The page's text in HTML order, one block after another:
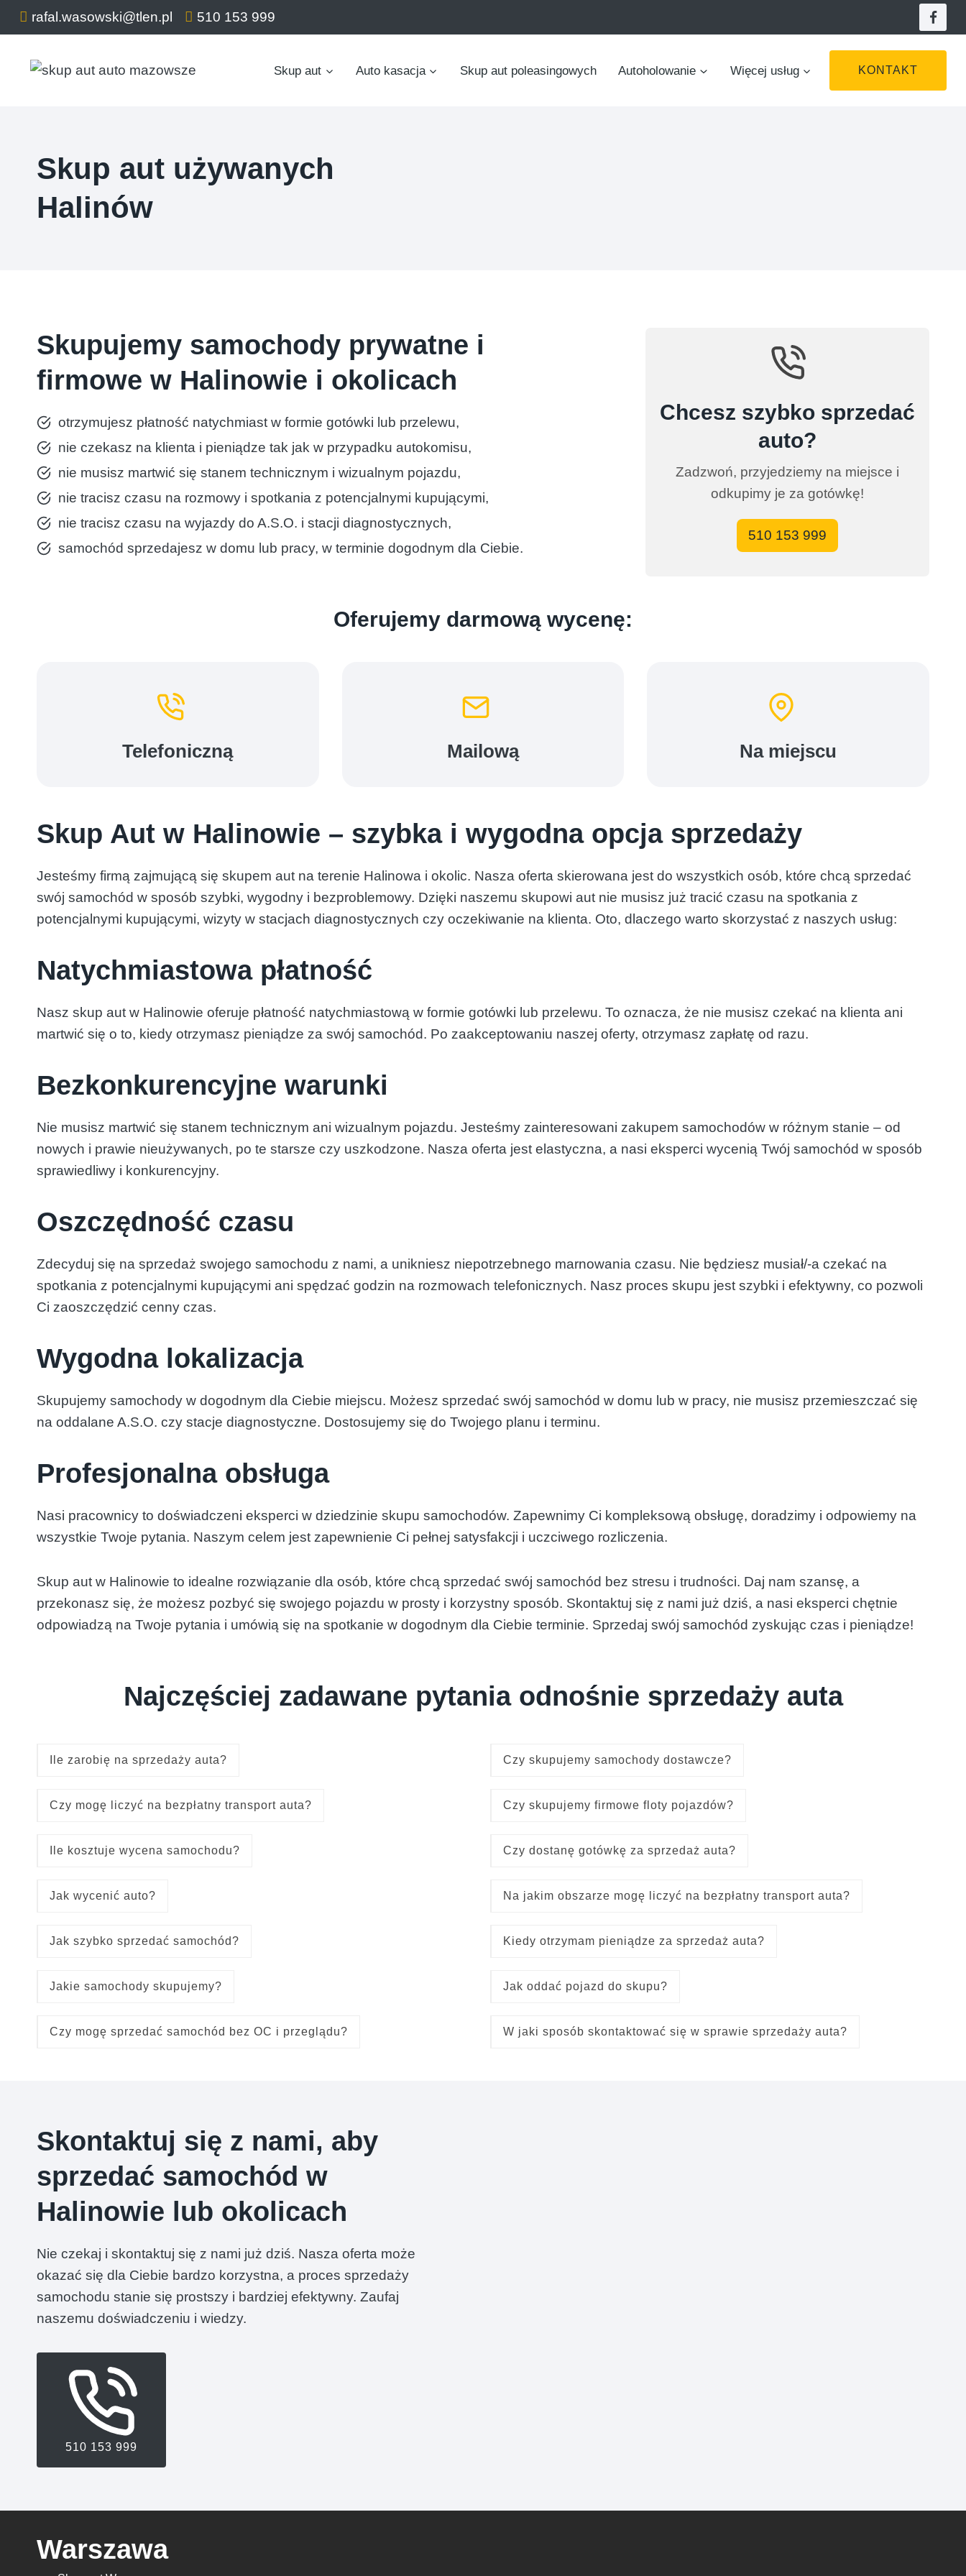
Przejdź
do
rafal.wasowski@tlen.pl 510 153 999
Skup aut Auto kasacja Skup aut poleasingowych Autoholowanie Więcej usług KONTAKT
Skup aut używanych
Halinów
Skupujemy samochody prywatne i
firmowe w Halinowie i okolicach
otrzymujesz płatność natychmiast w formie gotówki lub przelewu,
nie czekasz na klienta i pieniądze tak jak w przypadku autokomisu,
nie musisz martwić się stanem technicznym i wizualnym pojazdu,
nie tracisz czasu na rozmowy i spotkania z potencjalnymi kupującymi,
nie tracisz czasu na wyjazdy do A.S.O. i stacji diagnostycznych,
samochód sprzedajesz w domu lub pracy, w terminie dogodnym dla Ciebie.
Chcesz szybko sprzedać
auto?
Zadzwoń, przyjedziemy na miejsce i
odkupimy je za gotówkę!
510 153 999
Oferujemy darmową wycenę:
Telefoniczną Mailową Na miejscu
Skup Aut w Halinowie – szybka i wygodna opcja sprzedaży
Jesteśmy firmą zajmującą się skupem aut na terenie Halinowa i okolic. Nasza oferta skierowana jest do wszystkich osób, które chcą sprzedać
swój samochód w sposób szybki, wygodny i bezproblemowy. Dzięki naszemu skupowi aut nie musisz już tracić czasu na spotkania z
potencjalnymi kupującymi, wizyty w stacjach diagnostycznych czy oczekiwanie na klienta. Oto, dlaczego warto skorzystać z naszych usług:
Natychmiastowa płatność
Nasz skup aut w Halinowie oferuje płatność natychmiastową w formie gotówki lub przelewu. To oznacza, że nie musisz czekać na klienta ani
martwić się o to, kiedy otrzymasz pieniądze za swój samochód. Po zaakceptowaniu naszej oferty, otrzymasz zapłatę od razu.
Bezkonkurencyjne warunki
Nie musisz martwić się stanem technicznym ani wizualnym pojazdu. Jesteśmy zainteresowani zakupem samochodów w różnym stanie – od
nowych i prawie nieużywanych, po te starsze czy uszkodzone. Nasza oferta jest elastyczna, a nasi eksperci wycenią Twój samochód w sposób
sprawiedliwy i konkurencyjny.
Oszczędność czasu
Zdecyduj się na sprzedaż swojego samochodu z nami, a unikniesz niepotrzebnego marnowania czasu. Nie będziesz musiał/-a czekać na
spotkania z potencjalnymi kupującymi ani spędzać godzin na rozmowach telefonicznych. Nasz proces skupu jest szybki i efektywny, co pozwoli
Ci zaoszczędzić cenny czas.
Wygodna lokalizacja
Skupujemy samochody w dogodnym dla Ciebie miejscu. Możesz sprzedać swój samochód w domu lub w pracy, nie musisz przemieszczać się
na oddalane A.S.O. czy stacje diagnostyczne. Dostosujemy się do Twojego planu i terminu.
Profesjonalna obsługa
Nasi pracownicy to doświadczeni eksperci w dziedzinie skupu samochodów. Zapewnimy Ci kompleksową obsługę, doradzimy i odpowiemy na
wszystkie Twoje pytania. Naszym celem jest zapewnienie Ci pełnej satysfakcji i uczciwego rozliczenia.
Skup aut w Halinowie to idealne rozwiązanie dla osób, które chcą sprzedać swój samochód bez stresu i trudności. Daj nam szansę, a
przekonasz się, że możesz pozbyć się swojego pojazdu w prosty i korzystny sposób. Skontaktuj się z nami już dziś, a nasi eksperci chętnie
odpowiadzą na Twoje pytania i umówią się na spotkanie w dogodnym dla Ciebie terminie. Sprzedaj swój samochód zyskując czas i pieniądze!
Najczęściej zadawane pytania odnośnie sprzedaży auta
Ile zarobię na sprzedaży auta?
Czy mogę liczyć na bezpłatny transport auta?
Ile kosztuje wycena samochodu?
Jak wycenić auto?
Jak szybko sprzedać samochód?
Jakie samochody skupujemy?
Czy mogę sprzedać samochód bez OC i przeglądu?
Czy skupujemy samochody dostawcze?
Czy skupujemy firmowe floty pojazdów?
Czy dostanę gotówkę za sprzedaż auta?
Na jakim obszarze mogę liczyć na bezpłatny transport auta?
Kiedy otrzymam pieniądze za sprzedaż auta?
Jak oddać pojazd do skupu?
W jaki sposób skontaktować się w sprawie sprzedaży auta?
Skontaktuj się z nami, aby
sprzedać samochód w
Halinowie lub okolicach
Nie czekaj i skontaktuj się z nami już dziś. Nasza oferta może
okazać się dla Ciebie bardzo korzystna, a proces sprzedaży
samochodu stanie się prostszy i bardziej efektywny. Zaufaj
naszemu doświadczeniu i wiedzy.
510 153 999
Warszawa